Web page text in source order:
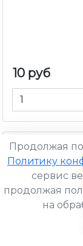
10 руб
Продолжая
Политику
сервис
продолжая
на